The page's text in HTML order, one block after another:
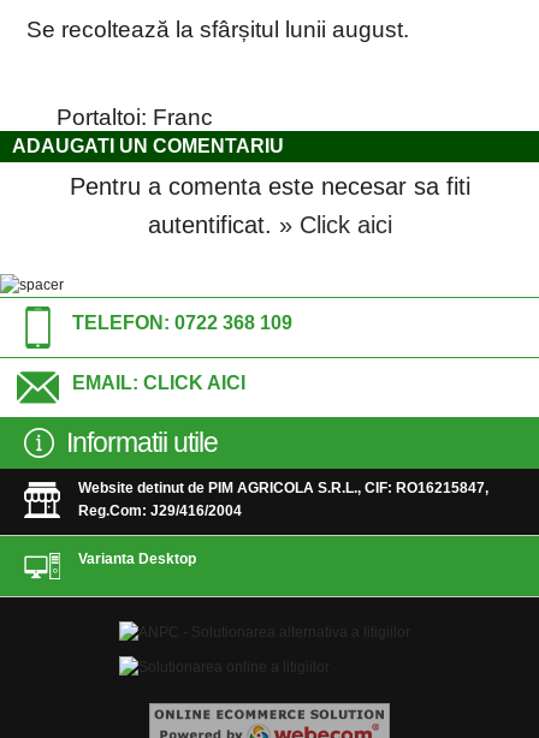
Se recoltează la sfârșitul lunii august.
Portaltoi: Franc
ADAUGATI UN COMENTARIU
Pentru a comenta este necesar sa fiti
autentificat. » Click aici
TELEFON: 0722 368 109
EMAIL: CLICK AICI
Informatii utile
Website detinut de PIM AGRICOLA S.R.L., CIF: RO16215847,
Reg.Com: J29/416/2004
Varianta Desktop